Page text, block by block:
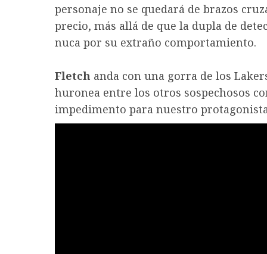
personaje no se quedará de brazos
precio, más allá de que la dupla de
nuca por su extraño comportamiento.
Fletch anda con una gorra de los
huronea entre los otros sospechosos
impedimento para nuestro